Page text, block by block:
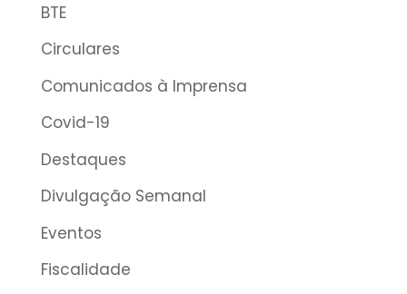
BTE
Circulares
Comunicados à Imprensa
Covid-19
Destaques
Divulgação Semanal
Eventos
Fiscalidade